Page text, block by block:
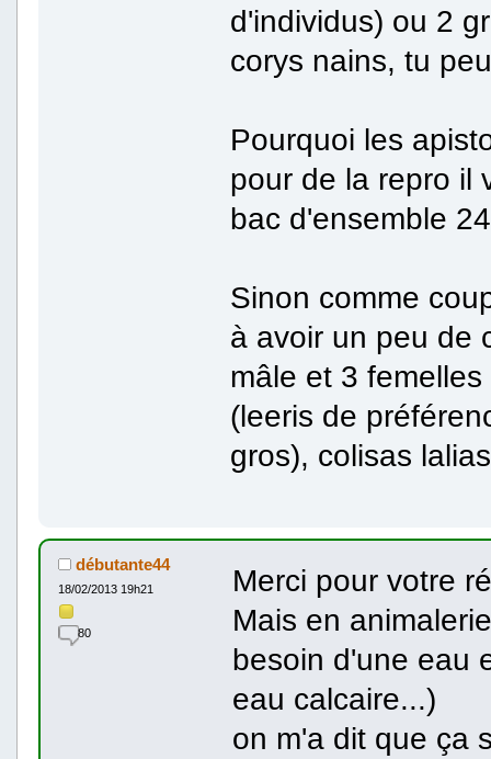
d'individus) ou 2
corys nains, tu
Pourquoi les
pour de la repro il
bac d'ensemble
Sinon comme
à avoir un peu de
mâle et 3
(leeris de
gros), colisas
débutante44
18/02/2013 19h21
80
Merci pour votre
Mais en
besoin d'une eau
eau calcaire...)
on m'a dit que ça